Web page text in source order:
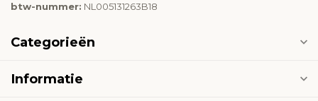
btw-nummer: NL005131263B18
Categorieën
Informatie